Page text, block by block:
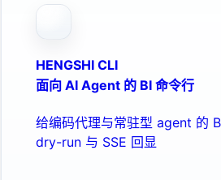
HENGSHI CLI
面向 AI Agent 的 BI 命令行
给编码代理与常驻型 agent 的
dry-run 与 SSE 回显